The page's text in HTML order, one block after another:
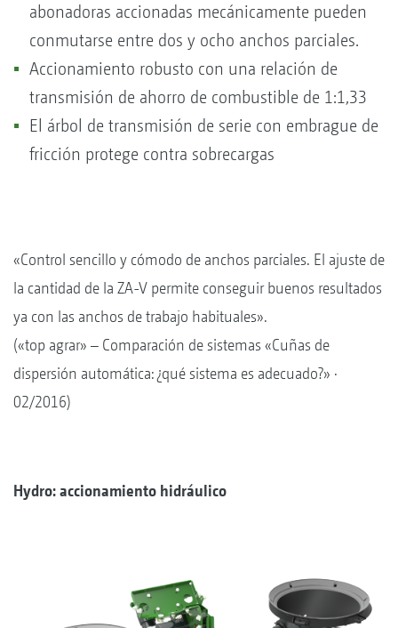
abonadoras accionadas mecánicamente pueden
conmutarse entre dos y ocho anchos parciales.
Accionamiento robusto con una relación de
transmisión de ahorro de combustible de 1:1,33
El árbol de transmisión de serie con embrague de
fricción protege contra sobrecargas
«Control sencillo y cómodo de anchos parciales. El ajuste de
la cantidad de la ZA-V permite conseguir buenos resultados
ya con las anchos de trabajo habituales».
(«top agrar» – Comparación de sistemas «Cuñas de
dispersión automática: ¿qué sistema es adecuado?» ·
02/2016)
Hydro: accionamiento hidráulico